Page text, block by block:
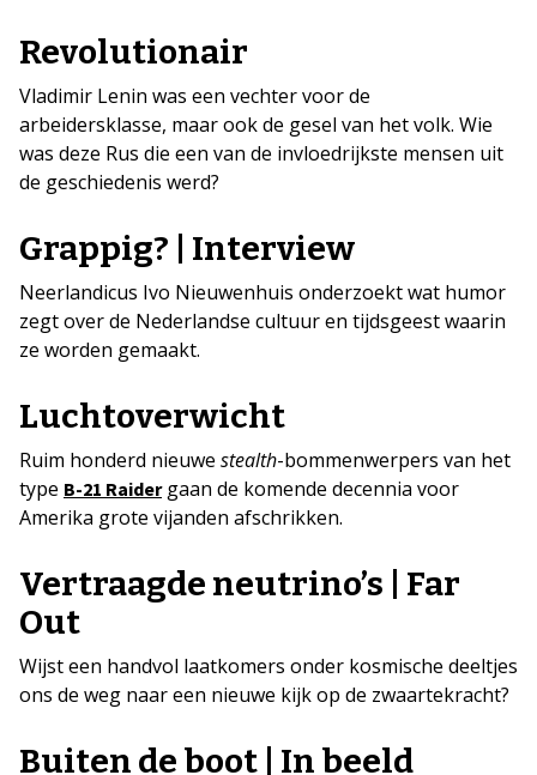
Revolutionair
Vladimir Lenin was een vechter voor de
arbeidersklasse, maar ook de gesel van het volk. Wie
was deze Rus die een van de invloedrijkste mensen uit
de geschiedenis werd?
Grappig? | Interview
Neerlandicus Ivo Nieuwenhuis onderzoekt wat humor
zegt over de Nederlandse cultuur en tijdsgeest waarin
ze worden gemaakt.
Luchtoverwicht
Ruim honderd nieuwe stealth-bommenwerpers van het
type B-21 Raidergaan de komende decennia voor
Amerika grote vijanden afschrikken.
Vertraagde neutrino’s | Far
Out
Wijst een handvol laatkomers onder kosmische deeltjes
ons de weg naar een nieuwe kijk op de zwaartekracht?
Buiten de boot | In beeld